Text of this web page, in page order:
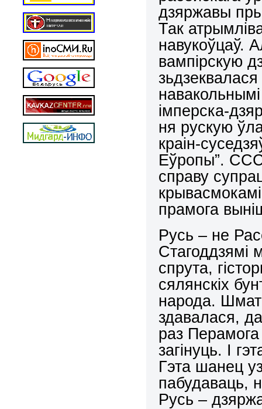
дзяржавы
Так
навукоўцаў.
вампірскую
імперска-
ня рускую
краін-
Еўропы”.
справу
прамога
Русь – не
Стагоддзямі
спрута,
сялянскіх
народа.
здавалася,
раз
загінуць. І
Гэта шанец
пабудаваць,
Русь –